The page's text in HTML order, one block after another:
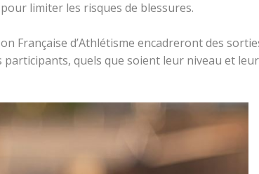
limiter les risques de blessures.
Française d’Athlétisme encadreront des
quels que soient leur niveau et leur